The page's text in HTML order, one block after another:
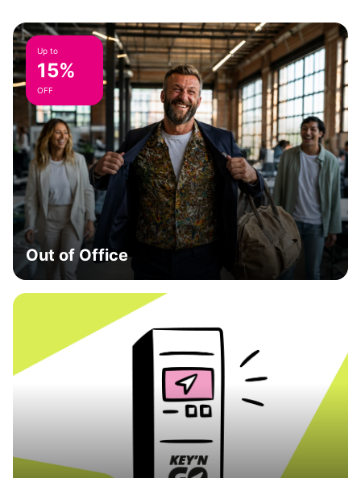
Up to
15%
OFF
Out of Office